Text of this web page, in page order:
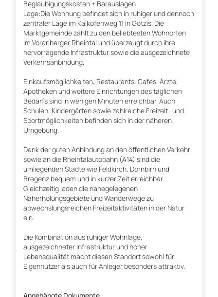
Beglaubigungskosten + Barauslagen
Lage:Die Wohnung befindet sich in ruhiger und dennoch
zentraler Lage im Kalkofenweg 11 in Götzis. Die
Marktgemeinde zählt zu den beliebtesten Wohnorten
im Vorarlberger Rheintal und überzeugt durch ihre
hervorragende Infrastruktur sowie die ausgezeichnete
Verkehrsanbindung.
Einkaufsmöglichkeiten, Restaurants, Cafés, Ärzte,
Apotheken und weitere Einrichtungen des täglichen
Bedarfs sind in wenigen Minuten erreichbar. Auch
Schulen, Kindergärten sowie zahlreiche Freizeit- und
Sportmöglichkeiten befinden sich in der näheren
Umgebung.
Dank der guten Anbindung an den öffentlichen Verkehr
sowie an die Rheintalautobahn (A14) sind die
umliegenden Städte wie Feldkirch, Dornbirn und
Bregenz bequem und in kurzer Zeit erreichbar.
Gleichzeitig laden die nahegelegenen
Naherholungsgebiete und Wanderwege zu
abwechslungsreichen Freizeitaktivitäten in der Natur
ein.
Die Kombination aus ruhiger Wohnlage,
ausgezeichneter Infrastruktur und hoher
Lebensqualität macht diesen Standort sowohl für
Eigennutzer als auch für Anleger besonders attraktiv.